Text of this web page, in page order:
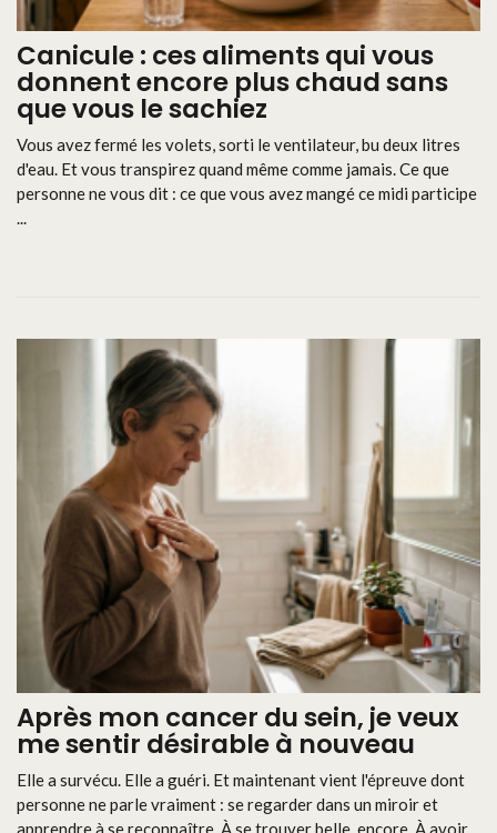
Canicule : ces aliments qui vous
donnent encore plus chaud sans
que vous le sachiez
Vous avez fermé les volets, sorti le ventilateur, bu deux litres
d'eau. Et vous transpirez quand même comme jamais. Ce que
personne ne vous dit : ce que vous avez mangé ce midi participe
...
Après mon cancer du sein, je veux
me sentir désirable à nouveau
Elle a survécu. Elle a guéri. Et maintenant vient l'épreuve dont
personne ne parle vraiment : se regarder dans un miroir et